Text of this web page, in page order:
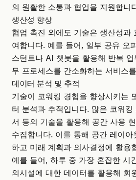
의 원활한 소통과 협업을 지원합니
생산성 향상
협업 촉진 외에도 기술은 생산성과
여합니다. 예를 들어, 일부 공유 오
스턴트나 AI 챗봇을 활용해 반복
무 프로세스를 간소화하는 서비스
데이터 분석 및 추적
기술이 코워킹 경험을 향상시키는
터 분석과 추적입니다. 많은 코워
서 등의 기술을 활용해 공간 사용
수집합니다. 이를 통해 공간 레이
하고 미래 계획과 의사결정에 활용
예를 들어, 하루 중 가장 혼잡한 시
의시설에 대한 데이터를 활용해 회